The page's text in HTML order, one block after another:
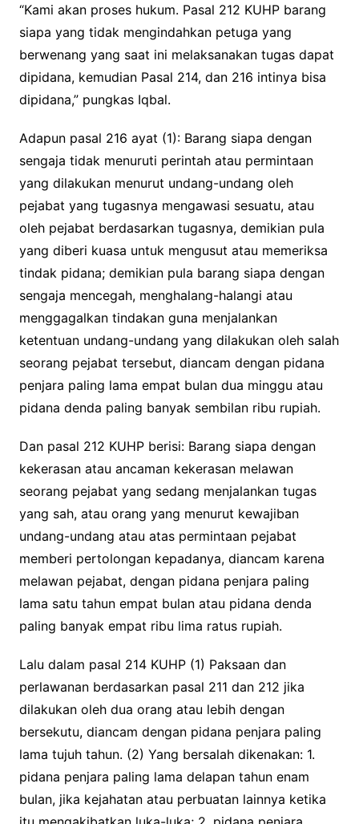
“Kami akan proses hukum. Pasal 212 KUHP barang
siapa yang tidak mengindahkan petuga yang
berwenang yang saat ini melaksanakan tugas dapat
dipidana, kemudian Pasal 214, dan 216 intinya bisa
dipidana,” pungkas Iqbal.
Adapun pasal 216 ayat (1): Barang siapa dengan
sengaja tidak menuruti perintah atau permintaan
yang dilakukan menurut undang-undang oleh
pejabat yang tugasnya mengawasi sesuatu, atau
oleh pejabat berdasarkan tugasnya, demikian pula
yang diberi kuasa untuk mengusut atau memeriksa
tindak pidana; demikian pula barang siapa dengan
sengaja mencegah, menghalang-halangi atau
menggagalkan tindakan guna menjalankan
ketentuan undang-undang yang dilakukan oleh salah
seorang pejabat tersebut, diancam dengan pidana
penjara paling lama empat bulan dua minggu atau
pidana denda paling banyak sembilan ribu rupiah.
Dan pasal 212 KUHP berisi: Barang siapa dengan
kekerasan atau ancaman kekerasan melawan
seorang pejabat yang sedang menjalankan tugas
yang sah, atau orang yang menurut kewajiban
undang-undang atau atas permintaan pejabat
memberi pertolongan kepadanya, diancam karena
melawan pejabat, dengan pidana penjara paling
lama satu tahun empat bulan atau pidana denda
paling banyak empat ribu lima ratus rupiah.
Lalu dalam pasal 214 KUHP (1) Paksaan dan
perlawanan berdasarkan pasal 211 dan 212 jika
dilakukan oleh dua orang atau lebih dengan
bersekutu, diancam dengan pidana penjara paling
lama tujuh tahun. (2) Yang bersalah dikenakan: 1.
pidana penjara paling lama delapan tahun enam
bulan, jika kejahatan atau perbuatan lainnya ketika